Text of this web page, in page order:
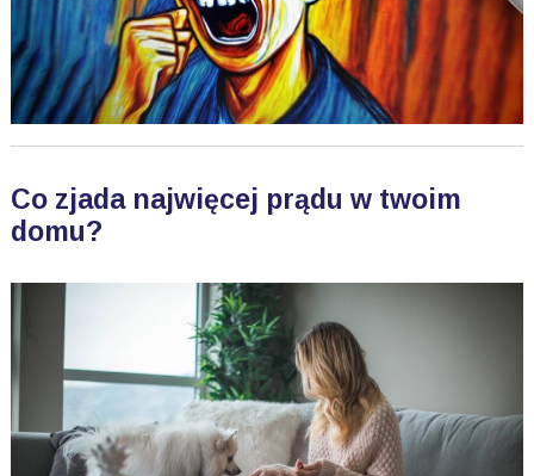
Co zjada najwięcej prądu w twoim
domu?